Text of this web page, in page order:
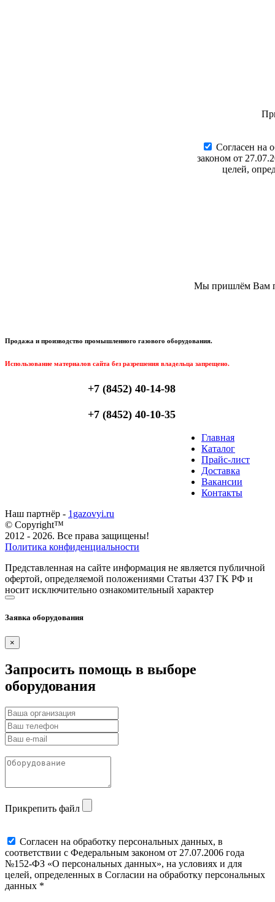
Cогласен на
законом от
целей,
Мы пришлём Вам
Продажа и производство промышленного газового оборудования.
Использование материалов сайта без разрешения владельца запрещено.
+7 (8452) 40-14-98
+7 (8452) 40-10-35
Главная
Каталог
Прайс-лист
Доставка
Вакансии
Контакты
Наш партнёр - 1gazovyi.ru
© Copyright™
2012 - 2026. Все права защищены!
Политика конфиденциальности
Представленная на сайте информация не является публичной
офертой, определяемой положениями Статьи 437 ГK РФ и
носит исключительно ознакомительный характер
Заявка оборудования
×
Запросить помощь в выборе
оборудования
Прикрепить файл
Cогласен на обработку персональных данных, в
соответствии с Федеральным законом от 27.07.2006 года
№152-ФЗ «О персональных данных», на условиях и для
целей, определенных в Согласии на обработку персональных
данных *